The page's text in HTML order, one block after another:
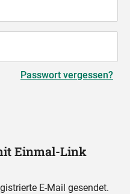
Passwort vergessen?
Einmal-Link
E-Mail gesendet.